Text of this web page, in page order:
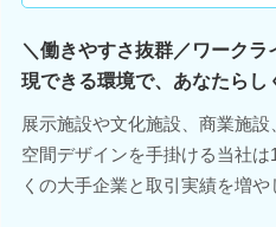
＼働きやすさ抜群／ワーク
現できる環境で、あなたらし
展示施設や文化施設、商業施
空間デザインを手掛ける当社
くの大手企業と取引実績を増や